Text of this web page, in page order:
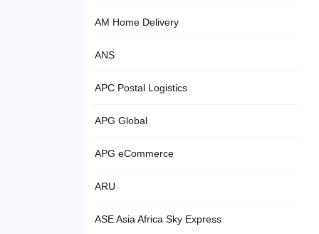
AM Home Delivery
ANS
APC Postal Logistics
APG Global
APG eCommerce
ARU
ASE Asia Africa Sky Express